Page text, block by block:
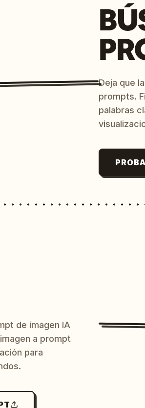
Deja que
prompts.
palabras
de imagen IA
a prompt
para